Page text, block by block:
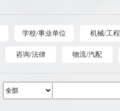
商城网站建设
行业（门户）网站建设
学校/事业单位 机械/工程
咨询/法律 物流/汽配